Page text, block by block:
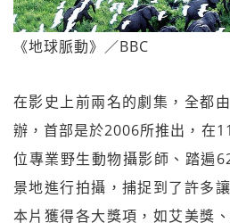
《地球脈動》／BBC
在影史上前兩名的劇集，全都
辦，首部是於2006所推出，在
位專業野生動物攝影師、踏遍
景地進行拍攝，捕捉到了許多
本片獲得各大獎項，如艾美獎